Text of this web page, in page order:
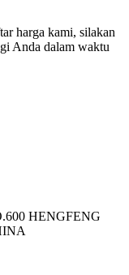
harga kami, silakan
Anda dalam waktu
HENGFENG